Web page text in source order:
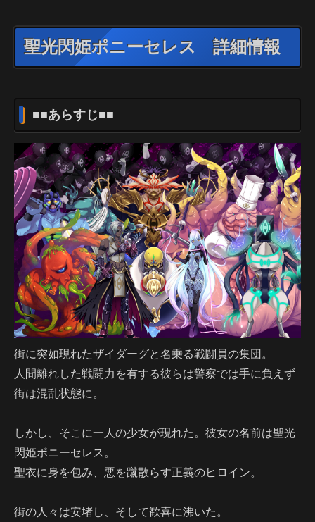
聖光閃姫ポニーセレス 詳細情報
■■あらすじ■■
街に突如現れたザイダーグと名乗る戦闘員の集団。
人間離れした戦闘力を有する彼らは警察では手に負えず
街は混乱状態に。
しかし、そこに一人の少女が現れた。彼女の名前は聖光
閃姫ポニーセレス。
聖衣に身を包み、悪を蹴散らす正義のヒロイン。
街の人々は安堵し、そして歓喜に沸いた。